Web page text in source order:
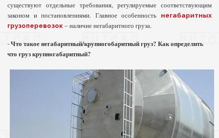
существуют отдельные требования, регулируемые соответствующим
законом и постановлениями. Главное особенность
негабаритных
грузоперевозок– наличие негабаритного груза.
-Что такое негабаритный/крупногобаритный груз? Как определить
что груз крупногабаритный?